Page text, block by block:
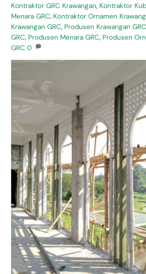
Kontraktor GRC Krawangan, Kontraktor
Menara GRC, Kontraktor Ornamen
Krawangan GRC, Produsen Krawangan
GRC, Produsen Menara GRC, Produsen
GRC 0